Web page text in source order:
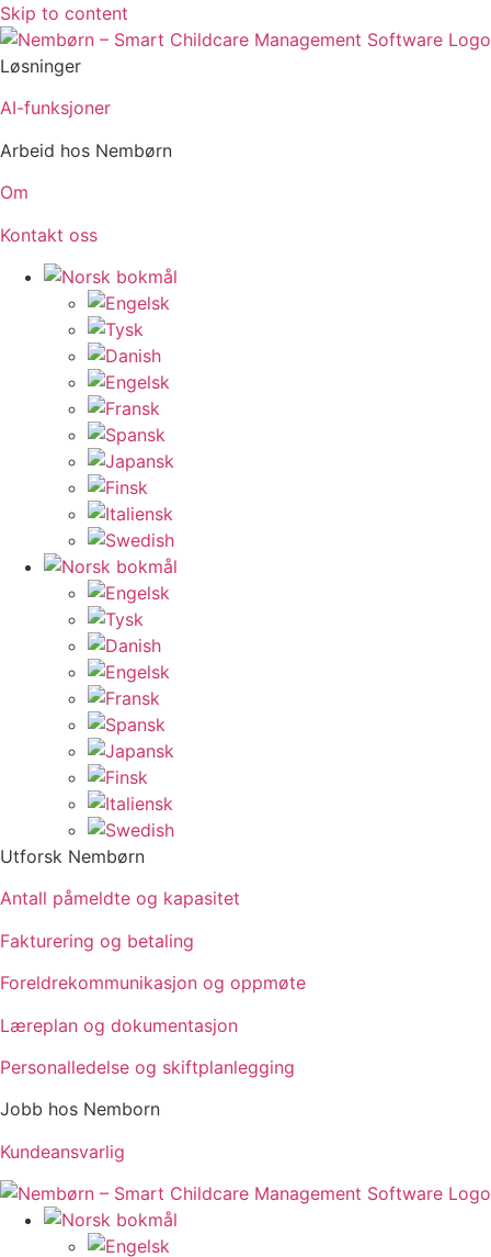
Skip to content
Løsninger
AI-funksjoner
Arbeid hos Nembørn
Om
Kontakt oss
Utforsk Nembørn
Antall påmeldte og kapasitet
Fakturering og betaling
Foreldrekommunikasjon og oppmøte
Læreplan og dokumentasjon
Personalledelse og skiftplanlegging
Jobb hos Nemborn
Kundeansvarlig